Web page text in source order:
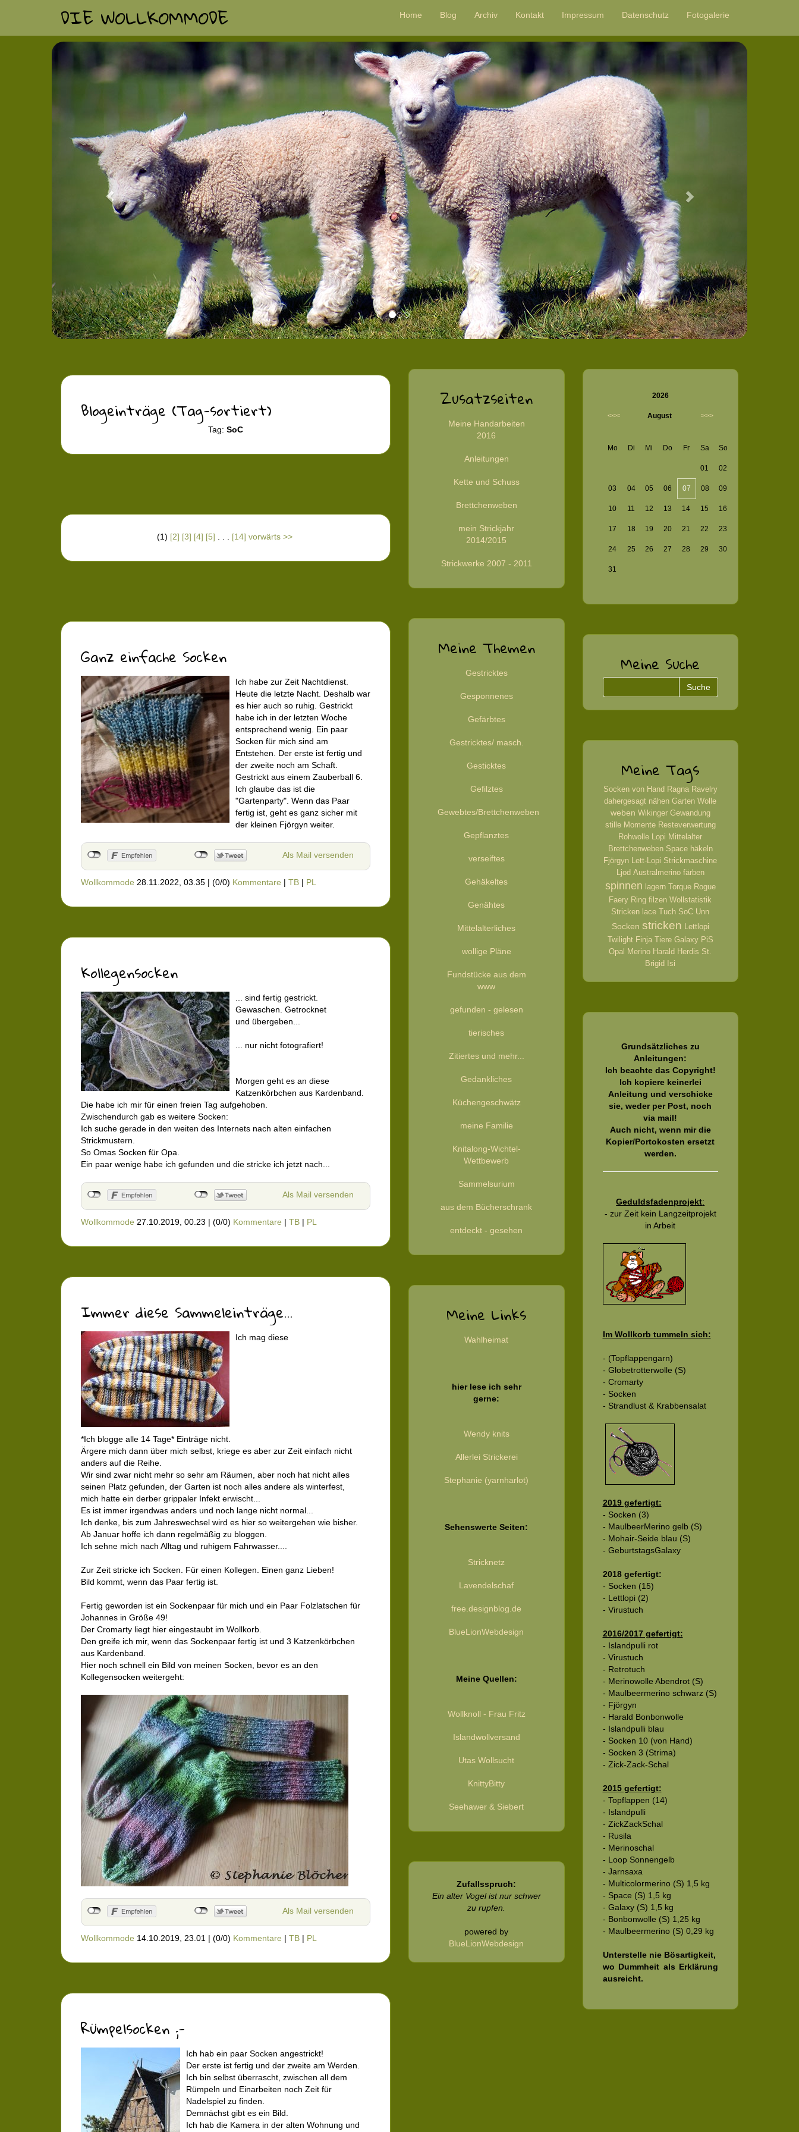
DIE WOLLKOMMODE Home Blog Archiv Kontakt Impressum Datenschutz Fotogalerie
Previous
Blogeinträge (Tag-sortiert)
Tag: SoC
(1) [2] [3] [4] [5] [14] vorwärts >>
Ganz einfache Socken
Ich habe zur Zeit Nachtdienst.
Heute die letzte Nacht. Deshalb war
es hier auch so ruhig. Gestrickt
habe ich in der letzten Woche
entsprechend wenig. Ein paar
Socken für mich sind am
Entstehen. Der erste ist fertig und
der zweite noch am Schaft.
Gestrickt aus einem Zauberball 6.
Ich glaube das ist die
"Gartenparty". Wenn das Paar
fertig ist, geht es ganz sicher mit
der kleinen Fjörgyn weiter.
Als Mail versenden
Wollkommode 28.11.2022, 03.35 | (0/0) Kommentare | TB | PL
Kollegensocken
... sind fertig gestrickt.
Gewaschen. Getrocknet
und übergeben...
... nur nicht fotografiert!
Morgen geht es an diese
Katzenkörbchen aus Kardenband.
Die habe ich mir für einen freien Tag aufgehoben.
Zwischendurch gab es weitere Socken:
Ich suche gerade in den weiten des Internets nach alten einfachen
Strickmustern.
So Omas Socken für Opa.
Ein paar wenige habe ich gefunden und die stricke ich jetzt nach...
Als Mail versenden
Wollkommode 27.10.2019, 00.23 | (0/0) Kommentare | TB | PL
Immer diese Sammeleinträge...
Ich mag diese
*Ich blogge alle 14 Tage* Einträge nicht.
Ärgere mich dann über mich selbst, kriege es aber zur Zeit einfach nicht
anders auf die Reihe.
Wir sind zwar nicht mehr so sehr am Räumen, aber noch hat nicht alles
seinen Platz gefunden, der Garten ist noch alles andere als winterfest,
mich hatte ein derber grippaler Infekt erwischt...
Es ist immer irgendwas anders und noch lange nicht normal...
Ich denke, bis zum Jahreswechsel wird es hier so weitergehen wie bisher.
Ab Januar hoffe ich dann regelmäßig zu bloggen.
Ich sehne mich nach Alltag und ruhigem Fahrwasser....
Zur Zeit stricke ich Socken. Für einen Kollegen. Einen ganz Lieben!
Bild kommt, wenn das Paar fertig ist.
Fertig geworden ist ein Sockenpaar für mich und ein Paar Folzlatschen für
Johannes in Größe 49!
Der Cromarty liegt hier eingestaubt im Wollkorb.
Den greife ich mir, wenn das Sockenpaar fertig ist und 3 Katzenkörbchen
aus Kardenband.
Hier noch schnell ein Bild von meinen Socken, bevor es an den
Kollegensocken weitergeht:
Als Mail versenden
Wollkommode 14.10.2019, 23.01 | (0/0) Kommentare | TB | PL
Rümpelsocken ;-
Ich hab ein paar Socken angestrickt!
Der erste ist fertig und der zweite am Werden.
Ich bin selbst überrascht, zwischen all dem
Rümpeln und Einarbeiten noch Zeit für
Nadelspiel zu finden.
Demnächst gibt es ein Bild.
Ich hab die Kamera in der alten Wohnung und
Zusatzseiten
Meine Handarbeiten
2016
Anleitungen
Kette und Schuss
Brettchenweben
mein Strickjahr
2014/2015
Strickwerke 2007 - 2011
Meine Themen
Gestricktes
Gesponnenes
Gefärbtes
Gestricktes/ masch.
Gesticktes
Gefilztes
Gewebtes/Brettchenweben
Gepflanztes
verseiftes
Gehäkeltes
Genähtes
Mittelalterliches
wollige Pläne
Fundstücke aus dem
www
gefunden - gelesen
tierisches
Zitiertes und mehr...
Gedankliches
Küchengeschwätz
meine Familie
Knitalong-Wichtel-
Wettbewerb
Sammelsurium
aus dem Bücherschrank
entdeckt - gesehen
Meine Links
Wahlheimat
hier lese ich sehr
gerne:
Wendy knits
Allerlei Strickerei
Stephanie (yarnharlot)
Sehenswerte Seiten:
Stricknetz
Lavendelschaf
free.designblog.de
BlueLionWebdesign
Meine Quellen:
Wollknoll - Frau Fritz
Islandwollversand
Utas Wollsucht
KnittyBitty
Seehawer & Siebert
Zufallsspruch:
Ein alter Vogel ist nur schwer
zu rupfen.
powered by
BlueLionWebdesign
2026
<<< August >>>
Mo Di Mi Do Fr Sa So
01 02
03 04 05 06 07 08 09
10 11 12 13 14 15 16
17 18 19 20 21 22 23
24 25 26 27 28 29 30
31
Meine Suche
Meine Tags
Socken von Hand Ragna Ravelry
dahergesagt nähen Garten Wolle
weben Wikinger Gewandung
stille Momente Resteverwertung
Rohwolle Lopi Mittelalter
Brettchenweben Space häkeln
Fjörgyn Lett-Lopi Strickmaschine
Ljod Australmerino färben
spinnen lagern Torque Rogue
Faery Ring filzen Wollstatistik
Stricken lace Tuch SoC Unn
Socken stricken Lettlopi
Twilight Finja Tiere Galaxy PiS
Opal Merino Harald Herdis St.
Brigid Isi
Grundsätzliches zu
Anleitungen:
Ich beachte das Copyright!
Ich kopiere keinerlei
Anleitung und verschicke
sie, weder per Post, noch
via mail!
Auch nicht, wenn mir die
Kopier/Portokosten ersetzt
werden.
Geduldsfadenprojekt:
- zur Zeit kein Langzeitprojekt
in Arbeit
Im Wollkorb tummeln sich:
- (Topflappengarn)
- Globetrotterwolle (S)
- Cromarty
- Socken
- Strandlust & Krabbensalat
2019 gefertigt:
- Socken (3)
- MaulbeerMerino gelb (S)
- Mohair-Seide blau (S)
- GeburtstagsGalaxy
2018 gefertigt:
- Socken (15)
- Lettlopi (2)
- Virustuch
2016/2017 gefertigt:
- Islandpulli rot
- Virustuch
- Retrotuch
- Merinowolle Abendrot (S)
- Maulbeermerino schwarz (S)
- Fjörgyn
- Harald Bonbonwolle
- Islandpulli blau
- Socken 10 (von Hand)
- Socken 3 (Strima)
- Zick-Zack-Schal
2015 gefertigt:
- Topflappen (14)
- Islandpulli
- ZickZackSchal
- Rusila
- Merinoschal
- Loop Sonnengelb
- Jarnsaxa
- Multicolormerino (S) 1,5 kg
- Space (S) 1,5 kg
- Galaxy (S) 1,5 kg
- Bonbonwolle (S) 1,25 kg
- Maulbeermerino (S) 0,29 kg
Unterstelle nie Bösartigkeit,
wo Dummheit als Erklärung
ausreicht.